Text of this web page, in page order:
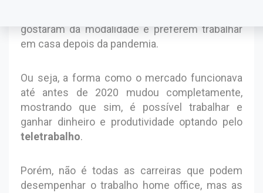
gostaram da modalidade e preferem trabalhar
em casa depois da pandemia.
Ou seja, a forma como o mercado funcionava
até antes de 2020 mudou completamente,
mostrando que sim, é possível trabalhar e
ganhar dinheiro e produtividade optando pelo
teletrabalho.
Porém, não é todas as carreiras que podem
desempenhar o trabalho home office, mas as